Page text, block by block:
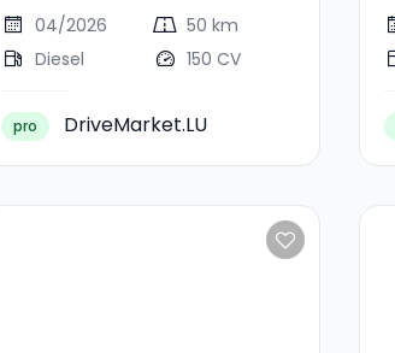
04/2026
50 km
Diesel
150 CV
pro DriveMarket.LU